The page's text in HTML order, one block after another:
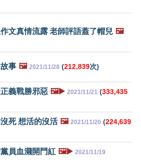
文真情流露 老師評語蓋了帽兒 🖼️
事 🖼️ 2021/11/28 (212,839次)
義戰勝邪惡 🖼️▶️ 2021/11/21 (333,435
死 想活的沒活 🖼️ 2021/11/20 (224,639
員血濺開門紅 🖼️▶️ 2021/11/19